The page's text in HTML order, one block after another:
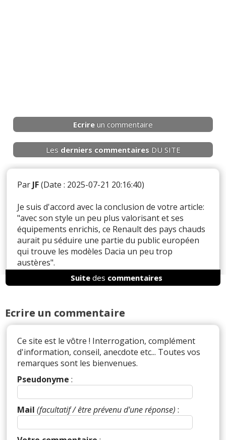
Ecrire un commentaire
Les derniers commentaires DU SITE
Par JF(Date : 2025-07-21 20:16:40)
Je suis d'accord avec la conclusion de votre article:
"avec son style un peu plus valorisant et ses
équipements enrichis, ce Renault des pays chauds
aurait pu séduire une partie du public européen
qui trouve les modèles Dacia un peu trop
austères".
C'est mon cas et à cause de ça je n'acheterai pas le
Réagir à ce commentaire
(Votre post sera visible sous le commentaire)
ParBug Haty TOP CONTRIBUTEUR(Date :
2025-07-14 14:01:36)
Suitedes commentaires
Ecrire un commentaire
Ce site est le vôtre ! Interrogation, complément
d'information, conseil, anecdote etc... Toutes vos
remarques sont les bienvenues.
Pseudonyme :
Mail (facultatif / être prévenu d'une réponse) :